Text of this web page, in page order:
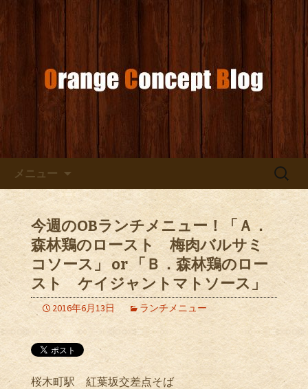
オレンジコンセプトブログ
お店からのお知らせ
メニュー
検
今週のOBランチメニュー！「Ａ．
森林鶏のロースト 梅肉バルサミ
コソース」 or 「Ｂ．森林鶏のロー
スト ケイジャントマトソース」
2016年6月13日 ランチメニュー
桜木町駅 紅葉坂交差点そば